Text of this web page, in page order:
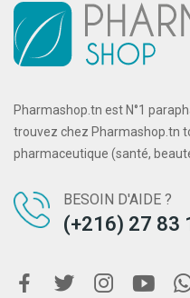
Pharmashop.tn est N°1
trouvez chez Pharmashop.tn
pharmaceutique (santé,
BESOIN D'AIDE ?
(+216) 27 83